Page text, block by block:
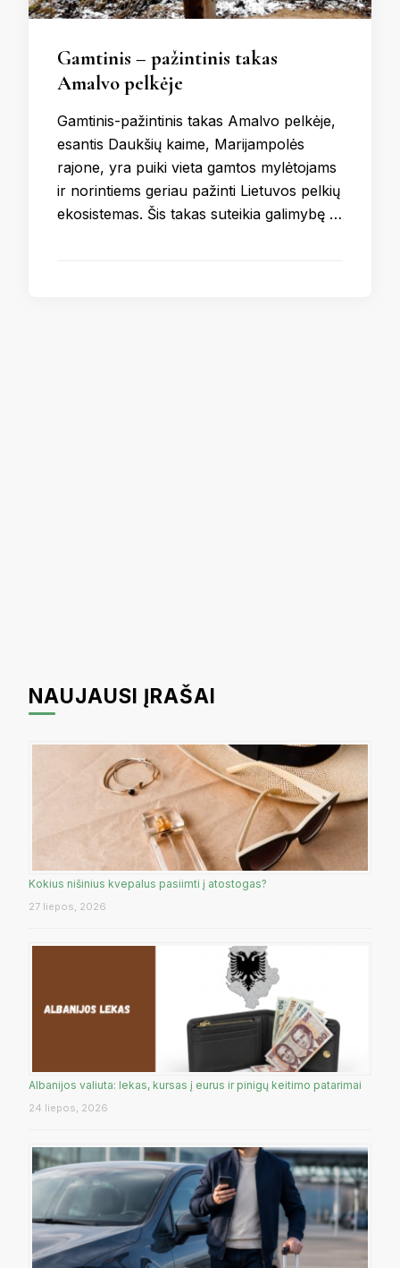
Gamtinis – pažintinis takas
Amalvo pelkėje
Gamtinis-pažintinis takas Amalvo pelkėje,
esantis Daukšių kaime, Marijampolės
rajone, yra puiki vieta gamtos mylėtojams
ir norintiems geriau pažinti Lietuvos pelkių
ekosistemas. Šis takas suteikia galimybę …
NAUJAUSI ĮRAŠAI
Kokius nišinius kvepalus pasiimti į atostogas?
27 liepos, 2026
Albanijos valiuta: lekas, kursas į eurus ir pinigų keitimo patarimai
24 liepos, 2026